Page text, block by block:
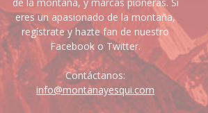
eres un apasionado de la montaña,
regístrate y hazte fan de nuestro
Facebook o Twitter.
Contáctanos:
info@montanayesqui.com